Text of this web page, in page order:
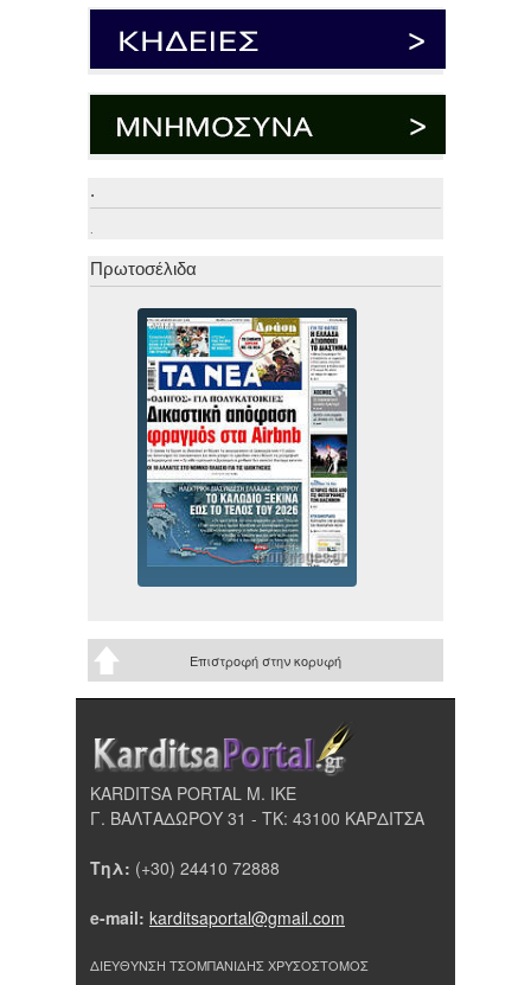
.
Πρωτοσέλιδα
Επιστροφή στην κορυφή
KARDITSA PORTAL Μ. ΙΚΕ
Γ. ΒΑΛΤΑΔΩΡΟΥ 31 - ΤΚ: 43100 ΚΑΡΔΙΤΣΑ
Τηλ: (+30) 24410 72888
e-mail: karditsaportal@gmail.com
ΔΙΕΥΘΥΝΣΗ ΤΣΟΜΠΑΝΙΔΗΣ ΧΡΥΣΟΣΤΟΜΟΣ